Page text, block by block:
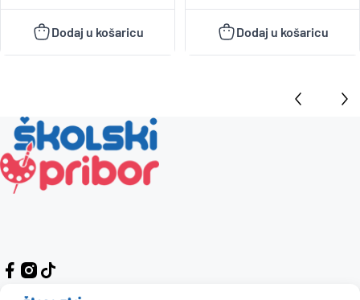
Dodaj u košaricu Dodaj u košaricu